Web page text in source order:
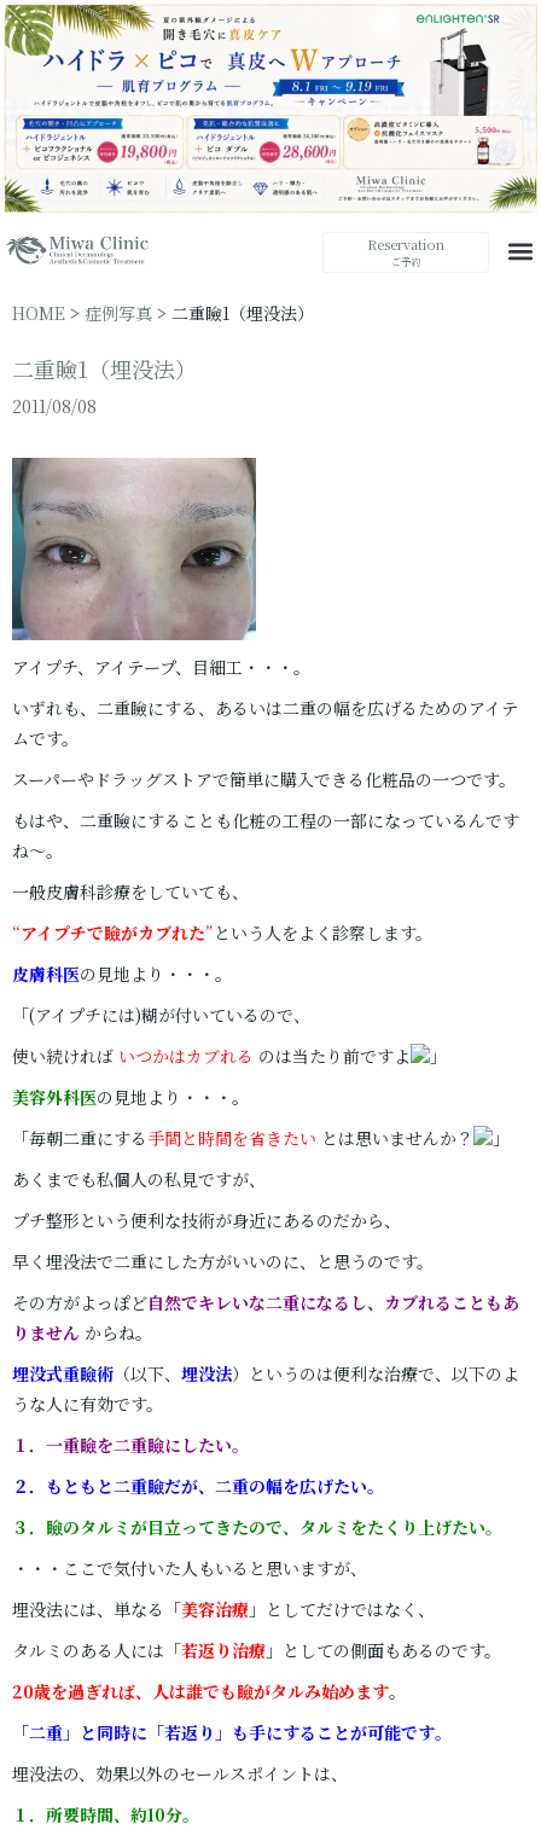
Reservation
ご予約
HOME > 症例写真 > 二重瞼1（埋没法）
二重瞼1（埋没法）
2011/08/08
アイプチ、アイテープ、目細工・・・。
いずれも、二重瞼にする、あるいは二重の幅を広げるためのアイテ
ムです。
スーパーやドラッグストアで簡単に購入できる化粧品の一つです。
もはや、二重瞼にすることも化粧の工程の一部になっているんです
ね～。
一般皮膚科診療をしていても、
“アイプチで瞼がカブれた” という人をよく診察します。
皮膚科医の見地より・・・。
「(アイプチには)糊が付いているので、
使い続ければ いつかはカブれる のは当たり前ですよ
」
美容外科医の見地より・・・。
「毎朝二重にする 手間と時間を省きたい とは思いませんか？
」
あくまでも私個人の私見ですが、
プチ整形という便利な技術が身近にあるのだから、
早く埋没法で二重にした方がいいのに、と思うのです。
その方がよっぽど自然でキレいな二重になるし、カブれることもあ
りません からね。
埋没式重瞼術 （以下、 埋没法）というのは便利な治療で、以下のよ
うな人に有効です。
１．一重瞼を二重瞼にしたい。
２．もともと二重瞼だが、二重の幅を広げたい。
３．瞼のタルミが目立ってきたので、タルミをたくり上げたい。
・・・ここで気付いた人もいると思いますが、
埋没法には、単なる「美容治療 」としてだけではなく、
タルミのある人には「若返り治療 」としての側面もあるのです。
20歳を過ぎれば、人は誰でも瞼がタルみ始めます。
「二重」と同時に「若返り」も手にすることが可能です。
埋没法の、効果以外のセールスポイントは、
１．所要時間、約10分。